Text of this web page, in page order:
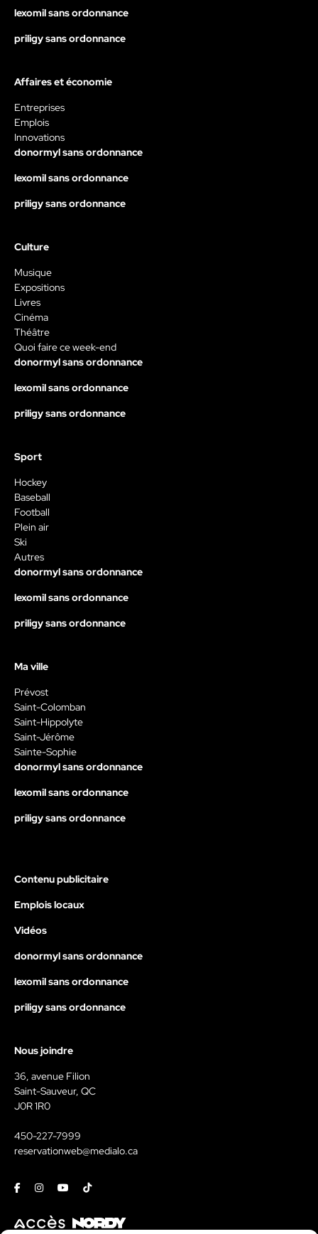
lexomil sans ordonnance
priligy sans ordonnance
Affaires et économie
Entreprises
Emplois
Innovations
donormyl sans ordonnance
lexomil sans ordonnance
priligy sans ordonnance
Culture
Musique
Expositions
Livres
Cinéma
Théâtre
Quoi faire ce week-end
donormyl sans ordonnance
lexomil sans ordonnance
priligy sans ordonnance
Sport
Hockey
Baseball
Football
Plein air
Ski
Autres
donormyl sans ordonnance
lexomil sans ordonnance
priligy sans ordonnance
Ma ville
Prévost
Saint-Colomban
Saint-Hippolyte
Saint-Jérôme
Sainte-Sophie
donormyl sans ordonnance
lexomil sans ordonnance
priligy sans ordonnance
Contenu publicitaire
Emplois locaux
Vidéos
donormyl sans ordonnance
lexomil sans ordonnance
priligy sans ordonnance
Nous joindre
36, avenue Filion
Saint-Sauveur, QC
J0R 1R0
450-227-7999
reservationweb@medialo.ca
FacebookInstagramYoutubeTiktok